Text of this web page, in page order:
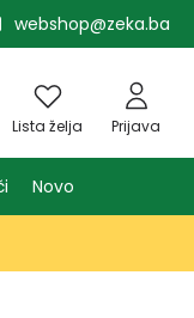
webshop@zeka.ba
Lista želja Prijava
Novo